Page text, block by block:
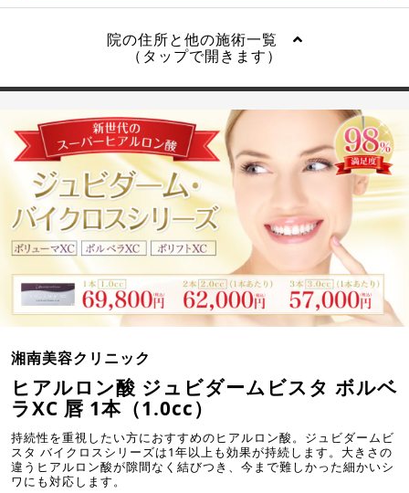
院の住所と他の施術一覧
（タップで開きます）
湘南美容クリニック
ヒアルロン酸 ジュビダームビスタ ボルベ
ラXC 唇 1本（1.0cc）
持続性を重視したい方におすすめのヒアルロン酸。ジュビダームビ
スタ バイクロスシリーズは1年以上も効果が持続します。大きさの
違うヒアルロン酸が隙間なく結びつき、今まで難しかった細かいシ
ワにも対応します。